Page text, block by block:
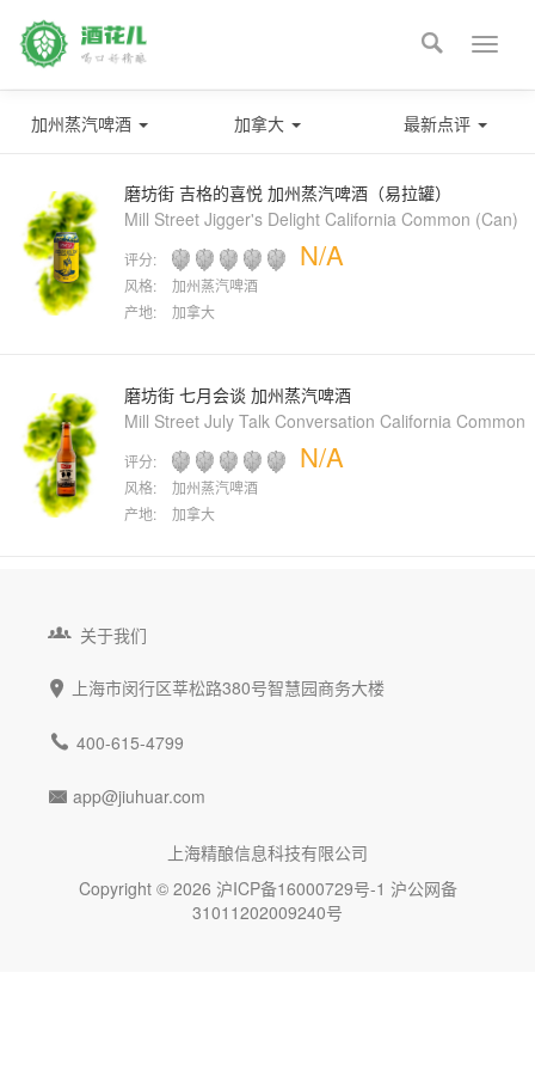
Toggle

加州蒸汽啤酒 加拿大 最新点评
磨坊街 吉格的喜悦 加州蒸汽啤酒（易拉罐）
Mill Street Jigger's Delight California Common (Can)
评分: N/A
风格:
加州蒸汽啤酒
产地:
加拿大
磨坊街 七月会谈 加州蒸汽啤酒
Mill Street July Talk Conversation California Common
评分: N/A
风格:
加州蒸汽啤酒
产地:
加拿大
 关于我们
 上海市闵行区莘松路380号智慧园商务大楼
 400-615-4799
 app@jiuhuar.com
上海精酿信息科技有限公司
Copyright © 2026 沪ICP备16000729号-1 沪公网备
31011202009240号